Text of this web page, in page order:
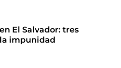
El Salvador: tres
impunidad